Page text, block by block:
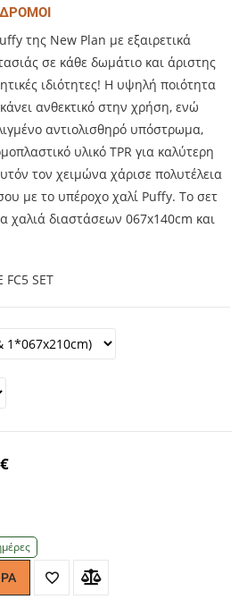
της New Plan με εξαιρετικά
σε κάθε δωμάτιο και άριστης
ιδιότητες! Η υψηλή ποιότητα
ανθεκτικό στην χρήση, ενώ
αντιολισθηρό υπόστρωμα,
υλικό TPR για καλύτερη
τον χειμώνα χάρισε πολυτέλεια
με το υπέροχο χαλί Puffy. Το σετ
χαλιά διαστάσεων 067x140cm και
FC5 SET